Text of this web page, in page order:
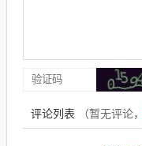
评论列表 （暂无评论，